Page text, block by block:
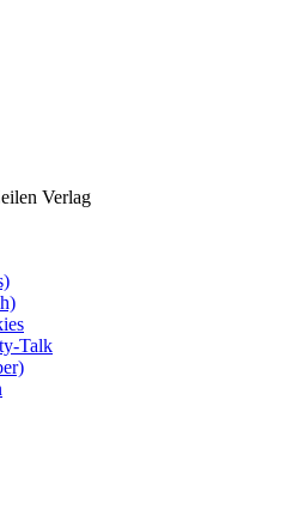
Verlag
Talk